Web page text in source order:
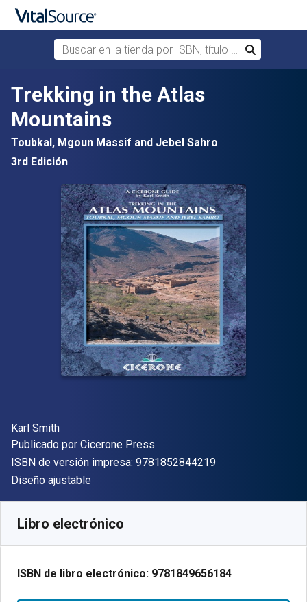
Saltar al contenido principal
Buscar en la tienda por ISBN, título o autor
Buscar
Trekking in the Atlas
Mountains
Toubkal, Mgoun Massif and Jebel Sahro
3rd Edición
Autor(es)
Karl Smith
Editor
Publicado por Cicerone Press
ISBN de versión impresa: 9781852844219"ISBN-13
Formato
Diseño ajustable
Libro electrónico
ISBN de libro electrónico: 9781849656184